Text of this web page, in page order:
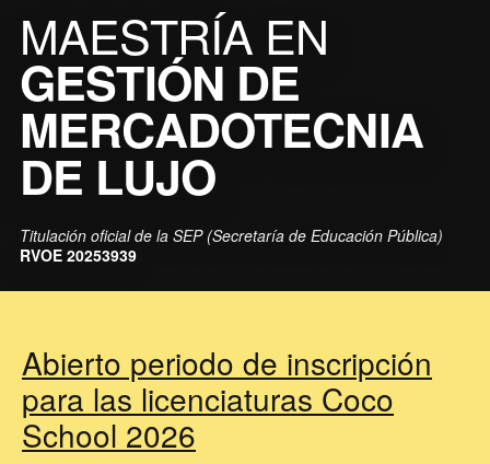
MAESTRÍA EN
GESTIÓN DE
MERCADOTECNIA
DE LUJO
Titulación oficial de la SEP (Secretaría de Educación Pública)
RVOE 20253939
Abierto periodo de inscripción
para las licenciaturas Coco
School 2026